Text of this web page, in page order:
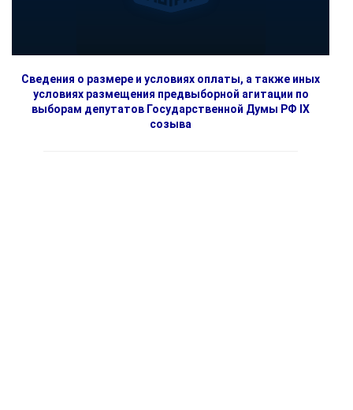
Сведения о размере и условиях оплаты, а также иных
условиях размещения предвыборной агитации по
выборам депутатов Государственной Думы РФ IX
созыва